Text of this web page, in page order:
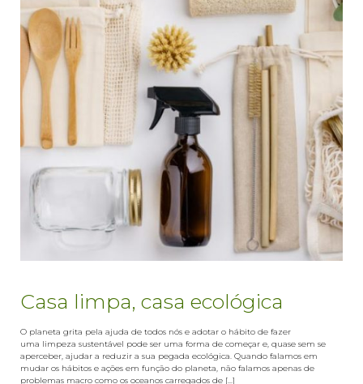
Casa limpa, casa ecológica
O planeta grita pela ajuda de todos nós e adotar o hábito de fazer
uma limpeza sustentável pode ser uma forma de começar e, quase sem se
aperceber, ajudar a reduzir a sua pegada ecológica. Quando falamos em
mudar os hábitos e ações em função do planeta, não falamos apenas de
problemas macro como os oceanos carregados de [...]